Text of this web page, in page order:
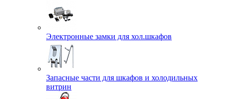
Электронные замки для хол.шкафов
Запасные части для шкафов и холодильных
витрин